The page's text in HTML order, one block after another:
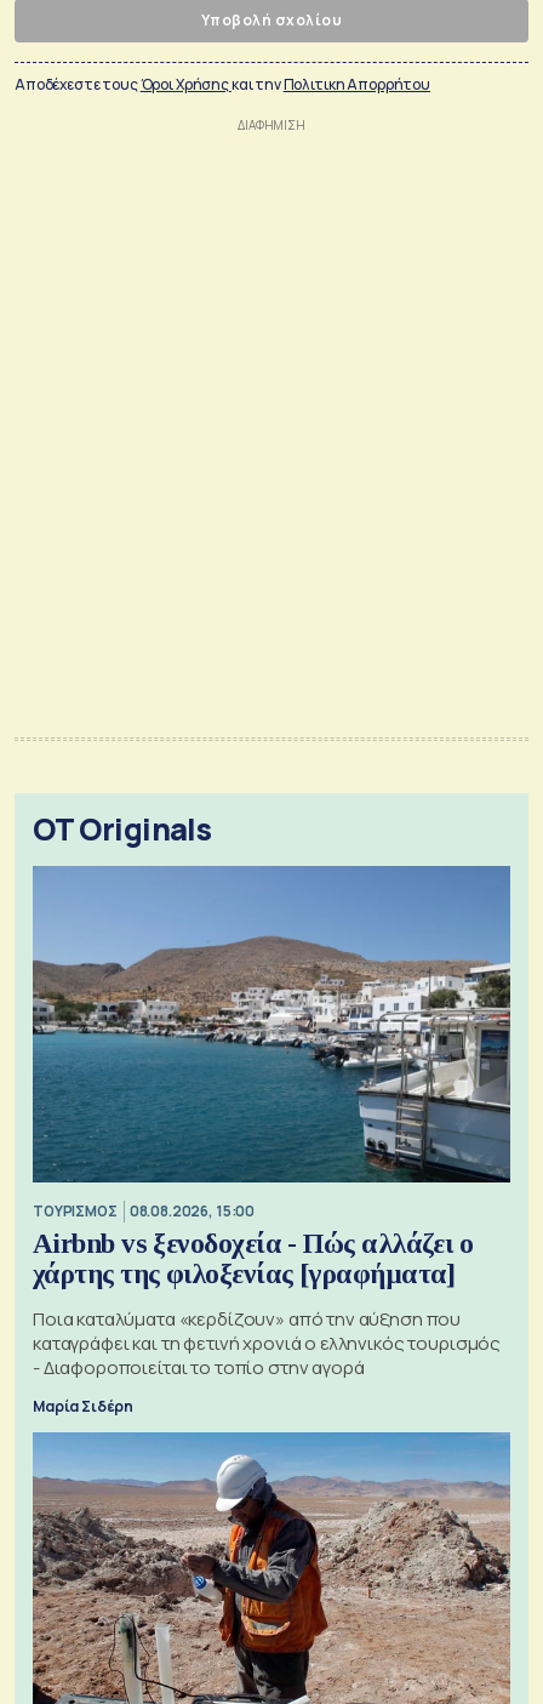
Υποβολή σχολίου
Αποδέχεστε τουςΌροι Χρήσηςκαι τηνΠολιτικη Απορρήτου
OT Originals
ΤΟΥΡΙΣΜΟΣ 08.08.2026, 15:00
Airbnb vs ξενοδοχεία - Πώς αλλάζει ο
χάρτης της φιλοξενίας [γραφήματα]
Ποια καταλύματα «κερδίζουν» από την αύξηση που
καταγράφει και τη φετινή χρονιά ο ελληνικός τουρισμός
- Διαφοροποιείται το τοπίο στην αγορά
Μαρία Σιδέρη